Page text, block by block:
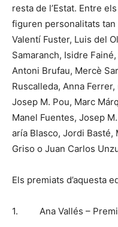
resta de l’Estat. Entre
figuren personalitats tan
Valentí Fuster, Luis del
Samaranch, Isidre
Antoni Brufau, Mercè
Ruscalleda, Anna
Josep M. Pou, Marc
Manel Fuentes, Josep
aría Blasco, Jordi Basté,
Griso o Juan Carlos
Els premiats d’aquesta
1. Ana Vallés – Premi